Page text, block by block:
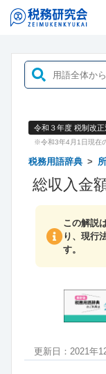
令和３年度 税制改正
※令和3年4月1日現在
税務用語辞典
総収入金
この解説
り、現行
す。
更新日：2021年